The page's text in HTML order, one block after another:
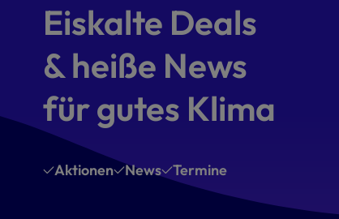
Eiskalte Deals
& heiße News
für gutes Klima
Aktionen News Termine